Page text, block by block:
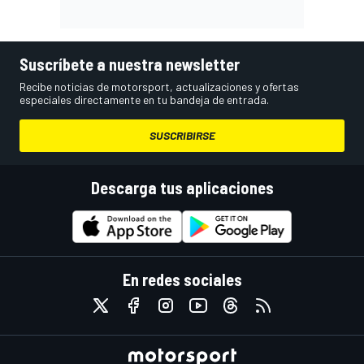
Suscríbete a nuestra newsletter
Recibe noticias de motorsport, actualizaciones y ofertas
especiales directamente en tu bandeja de entrada.
SUSCRIBIRSE
Descarga tus aplicaciones
En redes sociales